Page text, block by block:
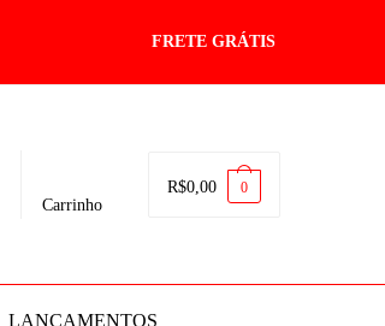
FRETE GRÁTIS
Carrinho
R$0,00 0
LANÇAMENTOS